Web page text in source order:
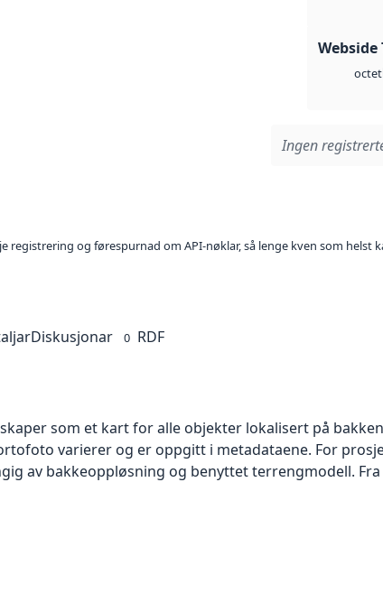
Webside
octet
Ingen
registrering og førespurnad om API-nøklar, så lenge kven som helst
Diskusjonar 0 RDF
som et kart for alle objekter lokalisert på
varierer og er oppgitt i metadataene. For
av bakkeoppløsning og benyttet terrengmodell.